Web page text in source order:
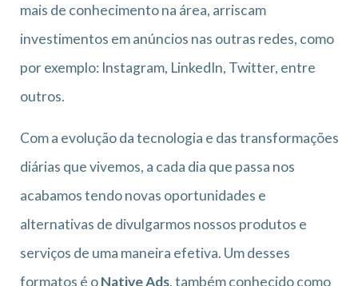
mais de conhecimento na área, arriscam
investimentos em anúncios nas outras redes, como
por exemplo: Instagram, LinkedIn, Twitter, entre
outros.
Com a evolução da tecnologia e das transformações
diárias que vivemos, a cada dia que passa nos
acabamos tendo novas oportunidades e
alternativas de divulgarmos nossos produtos e
serviços de uma maneira efetiva. Um desses
formatos é oNative Ads, também conhecido como